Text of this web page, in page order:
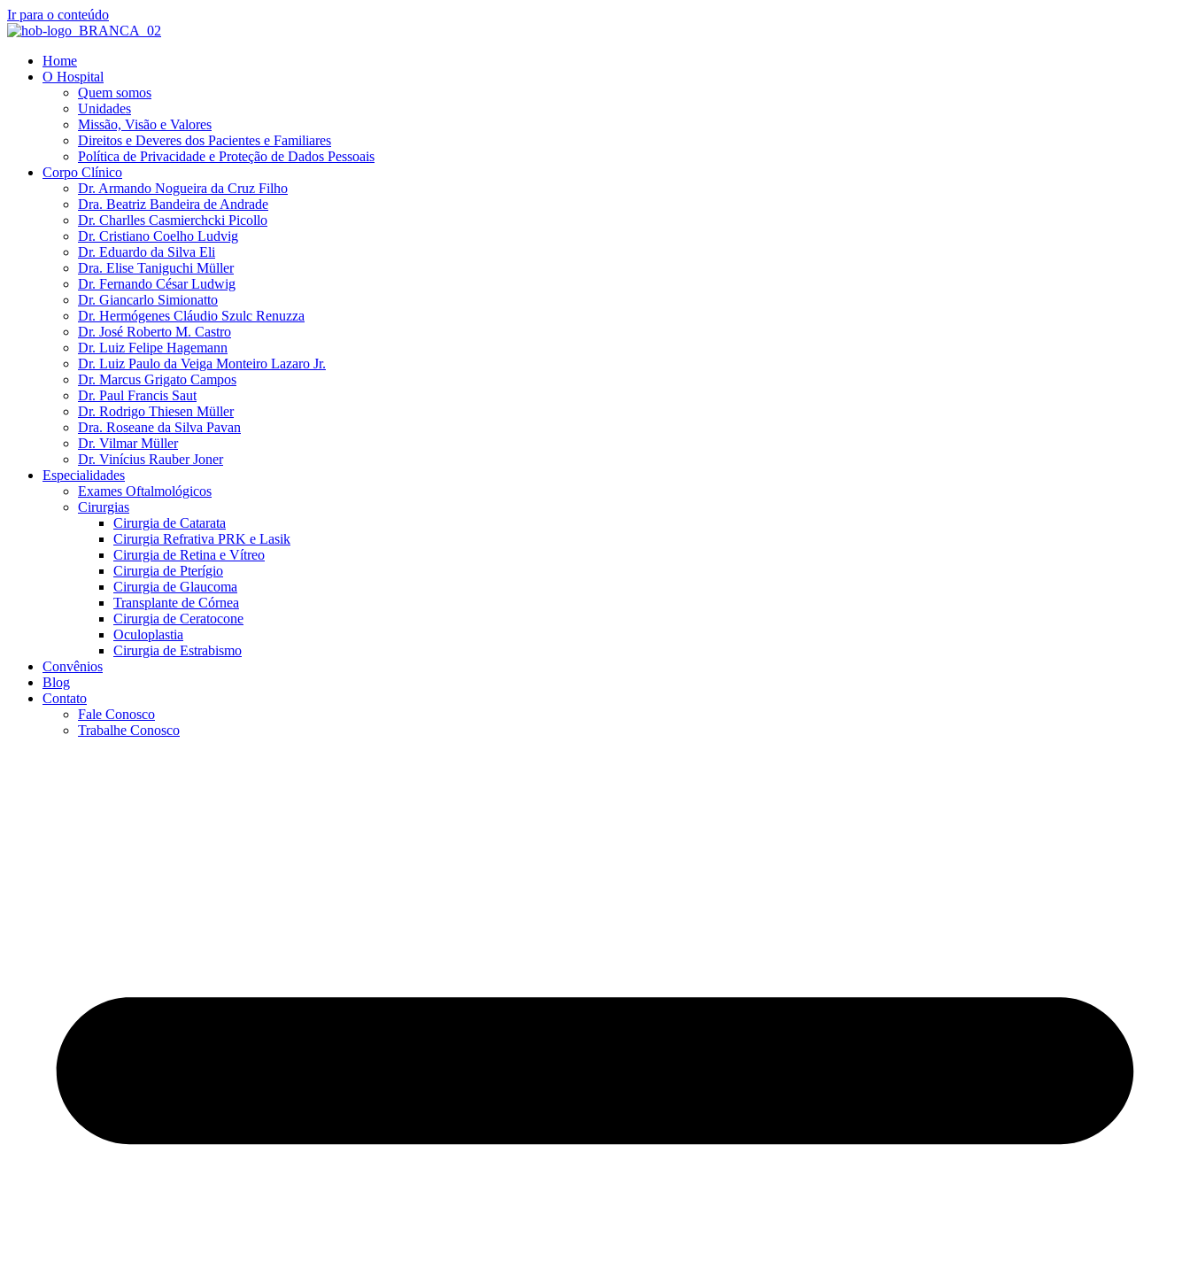
Ir para o conteúdo
Home
O Hospital
Quem somos
Unidades
Missão, Visão e Valores
Direitos e Deveres dos Pacientes e Familiares
Política de Privacidade e Proteção de Dados Pessoais
Corpo Clínico
Dr. Armando Nogueira da Cruz Filho
Dra. Beatriz Bandeira de Andrade
Dr. Charlles Casmierchcki Picollo
Dr. Cristiano Coelho Ludvig
Dr. Eduardo da Silva Eli
Dra. Elise Taniguchi Müller
Dr. Fernando César Ludwig
Dr. Giancarlo Simionatto
Dr. Hermógenes Cláudio Szulc Renuzza
Dr. José Roberto M. Castro
Dr. Luiz Felipe Hagemann
Dr. Luiz Paulo da Veiga Monteiro Lazaro Jr.
Dr. Marcus Grigato Campos
Dr. Paul Francis Saut
Dr. Rodrigo Thiesen Müller
Dra. Roseane da Silva Pavan
Dr. Vilmar Müller
Dr. Vinícius Rauber Joner
Especialidades
Exames Oftalmológicos
Cirurgias
Cirurgia de Catarata
Cirurgia Refrativa PRK e Lasik
Cirurgia de Retina e Vítreo
Cirurgia de Pterígio
Cirurgia de Glaucoma
Transplante de Córnea
Cirurgia de Ceratocone
Oculoplastia
Cirurgia de Estrabismo
Convênios
Blog
Contato
Fale Conosco
Trabalhe Conosco